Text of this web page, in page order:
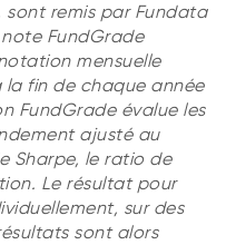
sont remis par Fundata
FundGrade
mensuelle
la fin de chaque année
FundGrade évalue les
ajusté au
Sharpe, le ratio de
Le résultat pour
sur des
sont alors